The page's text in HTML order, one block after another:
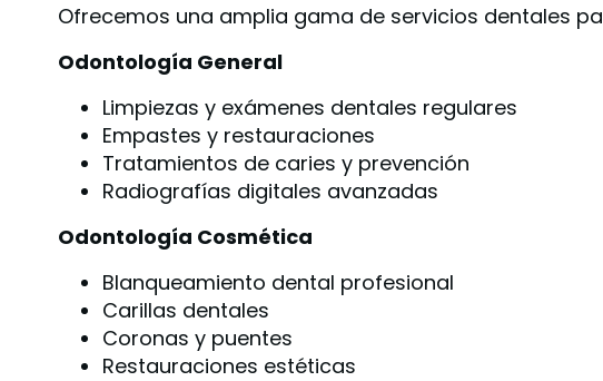
Ofrecemos una amplia gama de servicios dentales
Odontología General
Limpiezas y exámenes dentales regulares
Empastes y restauraciones
Tratamientos de caries y prevención
Radiografías digitales avanzadas
Odontología Cosmética
Blanqueamiento dental profesional
Carillas dentales
Coronas y puentes
Restauraciones estéticas